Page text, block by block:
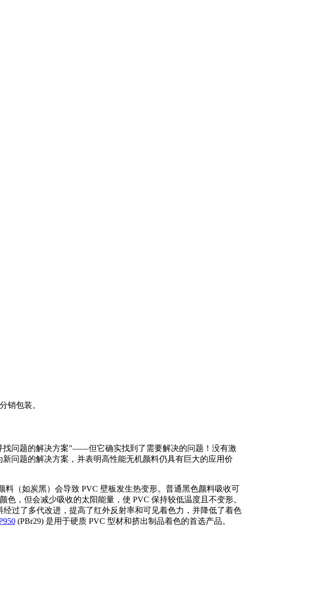
找问题的解决方案”——但它确实找到了需要解决的问题！没有激
新问题的解决方案，并表明高性能无机颜料仍具有巨大的应用价
（如炭黑）会导致 PVC 壁板发生热变形。普通黑色颜料吸收可
，但会减少吸收的太阳能量，使 PVC 保持较低温度且不变形。
过了多代改进，提高了红外反射率和可见着色力，并降低了着色
(PBr29) 是用于硬质 PVC 型材和挤出制品着色的首选产品。